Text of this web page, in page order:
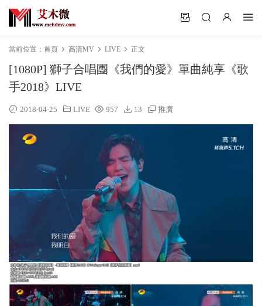
當前位置： 首頁 高清MV LIVE 正文
[1080P] 獅子合唱團《我們的愛》單曲純享《歌
手2018》LIVE
2018-04-25 LIVE 957 13 推廣